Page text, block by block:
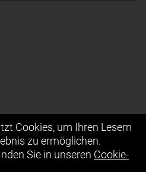
Cookies, um Ihren Lesern
zu ermöglichen.
Sie in unseren Cookie-